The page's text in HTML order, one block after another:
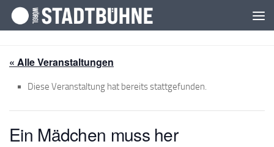
Zum Inhalt springen
« Alle Veranstaltungen
Diese Veranstaltung hat bereits stattgefunden.
Ein Mädchen muss her